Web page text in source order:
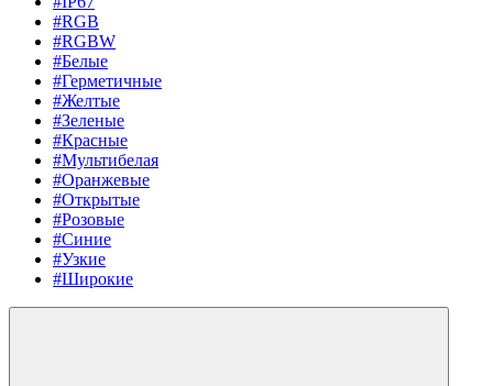
#RGB
#RGBW
#Белые
#Герметичные
#Желтые
#Зеленые
#Красные
#Мультибелая
#Оранжевые
#Открытые
#Розовые
#Синие
#Узкие
#Широкие